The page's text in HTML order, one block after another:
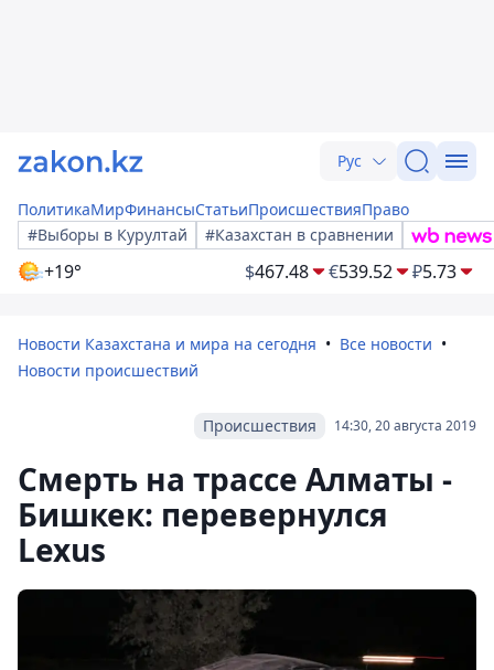
Рус
ПолитикаМирФинансыСтатьиПроисшествияПраво
#Выборы в Курултай
#Казахстан в сравнении
+19° $467.48 €539.52 ₽5.73
Новости Казахстана и мира на сегодня
Все новости
Новости происшествий
14:30, 20 августа 2019
Происшествия
Смерть на трассе Алматы -
Бишкек: перевернулся
Lexus